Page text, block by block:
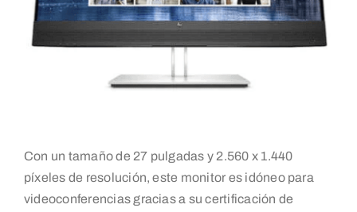
Con un tamaño de 27 pulgadas y 2.560 x 1.440
píxeles de resolución, este monitor es idóneo para
videoconferencias gracias a su certificación de